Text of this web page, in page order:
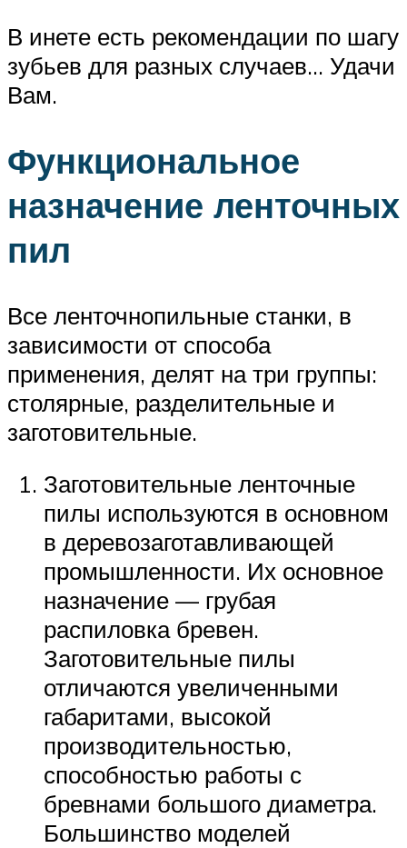
В инете есть рекомендации по шагу
зубьев для разных случаев… Удачи
Вам.
Функциональное
назначение ленточных
пил
Все ленточнопильные станки, в
зависимости от способа
применения, делят на три группы:
столярные, разделительные и
заготовительные.
Заготовительные ленточные
пилы используются в основном
в деревозаготавливающей
промышленности. Их основное
назначение — грубая
распиловка бревен.
Заготовительные пилы
отличаются увеличенными
габаритами, высокой
производительностью,
способностью работы с
бревнами большого диаметра.
Большинство моделей